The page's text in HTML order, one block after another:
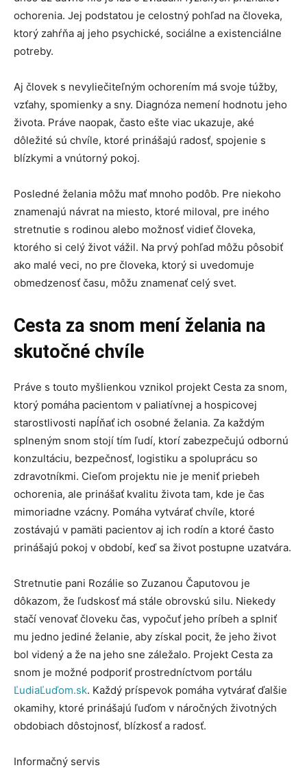
ochorenia. Jej podstatou je celostný pohľad na človeka,
ktorý zahŕňa aj jeho psychické, sociálne a existenciálne
potreby.
Aj človek s nevyliečiteľným ochorením má svoje túžby,
vzťahy, spomienky a sny. Diagnóza nemení hodnotu jeho
života. Práve naopak, často ešte viac ukazuje, aké
dôležité sú chvíle, ktoré prinášajú radosť, spojenie s
blízkymi a vnútorný pokoj.
Posledné želania môžu mať mnoho podôb. Pre niekoho
znamenajú návrat na miesto, ktoré miloval, pre iného
stretnutie s rodinou alebo možnosť vidieť človeka,
ktorého si celý život vážil. Na prvý pohľad môžu pôsobiť
ako malé veci, no pre človeka, ktorý si uvedomuje
obmedzenosť času, môžu znamenať celý svet.
Cesta za snom mení želania na
skutočné chvíle
Práve s touto myšlienkou vznikol projekt Cesta za snom,
ktorý pomáha pacientom v paliatívnej a hospicovej
starostlivosti napĺňať ich osobné želania. Za každým
splneným snom stojí tím ľudí, ktorí zabezpečujú odbornú
konzultáciu, bezpečnosť, logistiku a spoluprácu so
zdravotníkmi. Cieľom projektu nie je meniť priebeh
ochorenia, ale prinášať kvalitu života tam, kde je čas
mimoriadne vzácny. Pomáha vytvárať chvíle, ktoré
zostávajú v pamäti pacientov aj ich rodín a ktoré často
prinášajú pokoj v období, keď sa život postupne uzatvára.
Stretnutie pani Rozálie so Zuzanou Čaputovou je
dôkazom, že ľudskosť má stále obrovskú silu. Niekedy
stačí venovať človeku čas, vypočuť jeho príbeh a splniť
mu jedno jediné želanie, aby získal pocit, že jeho život
bol videný a že na jeho sne záležalo. Projekt Cesta za
snom je možné podporiť prostredníctvom portálu
ĽudiaĽuďom.sk. Každý príspevok pomáha vytvárať ďalšie
okamihy, ktoré prinášajú ľuďom v náročných životných
obdobiach dôstojnosť, blízkosť a radosť.
Informačný servis